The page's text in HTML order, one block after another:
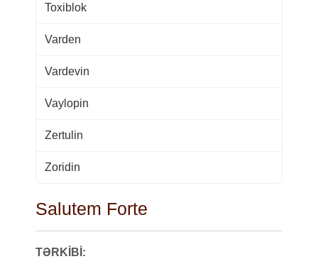
Toxiblok
Varden
Vardevin
Vaylopin
Zertulin
Zoridin
Salutem Forte
TƏRKİBİ: